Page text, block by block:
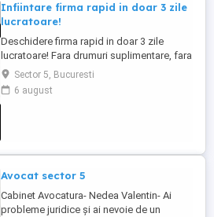
Infiintare firma rapid in doar 3 zile
lucratoare!
Deschidere firma rapid in doar 3 zile
lucratoare! Fara drumuri suplimentare, fara
costuri aditionale! Infiintare firma asociat
UNIC- PACHET COMPLET- 300 lei:
Consultanta de specialitate pentru
Sector 5, Bucuresti
6 august
Avocat sector 5
Cabinet Avocatura- Nedea Valentin- Ai
probleme juridice și ai nevoie de un